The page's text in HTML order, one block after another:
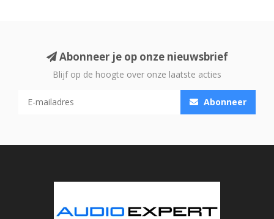
Abonneer je op onze nieuwsbrief
Blijf op de hoogte over onze laatste acties
Abonneer